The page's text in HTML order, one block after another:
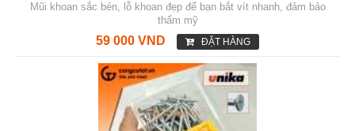
Mũi khoan sắc bén, lỗ khoan đẹp để bạn bắt vít nhanh, đảm bảo
thẩm mỹ
59 000 VND ĐẶT HÀNG